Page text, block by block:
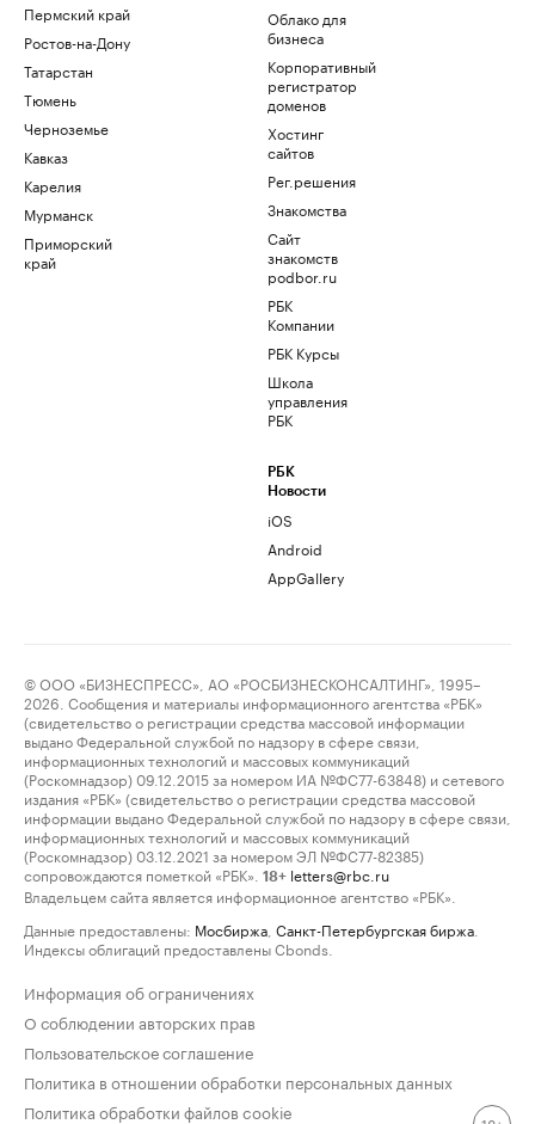
Пермский край
Ростов-на-Дону
Татарстан
Тюмень
Черноземье
Кавказ
Карелия
Мурманск
Приморский
край
Облако для
бизнеса
Корпоративный
регистратор
доменов
Хостинг
сайтов
Рег.решения
Знакомства
Сайт
знакомств
podbor.ru
РБК
Компании
РБК Курсы
Школа
управления
РБК
РБК
Новости
iOS
Android
AppGallery
© ООО «БИЗНЕСПРЕСС», АО «РОСБИЗНЕСКОНСАЛТИНГ», 1995–
2026. Сообщения и материалы информационного агентства «РБК»
(свидетельство о регистрации средства массовой информации
выдано Федеральной службой по надзору в сфере связи,
информационных технологий и массовых коммуникаций
(Роскомнадзор) 09.12.2015 за номером ИА №ФС77-63848) и сетевого
издания «РБК» (свидетельство о регистрации средства массовой
информации выдано Федеральной службой по надзору в сфере связи,
информационных технологий и массовых коммуникаций
(Роскомнадзор) 03.12.2021 за номером ЭЛ №ФС77-82385)
сопровождаются пометкой «РБК».
18+ letters@rbc.ru
Владельцем сайта является информационное агентство «РБК».
Данные предоставлены: Мосбиржа Санкт-Петербургская биржа
Индексы облигаций предоставлены Cbonds.
Информация об ограничениях
О соблюдении авторских прав
Пользовательское соглашение
Политика в отношении обработки персональных данных
Политика обработки файлов cookie